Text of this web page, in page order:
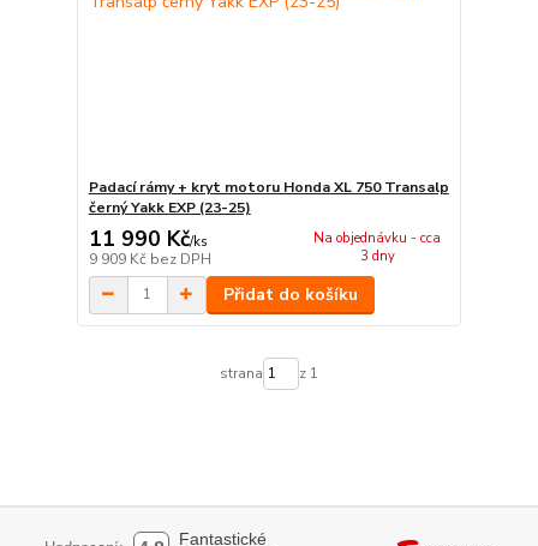
Padací rámy + kryt motoru Honda XL 750 Transalp
černý Yakk EXP (23-25)
11 990 Kč/ks
9 909 Kč bez DPH
Na objednávku - cca
3 dny
Přidat do košíku
strana z 1